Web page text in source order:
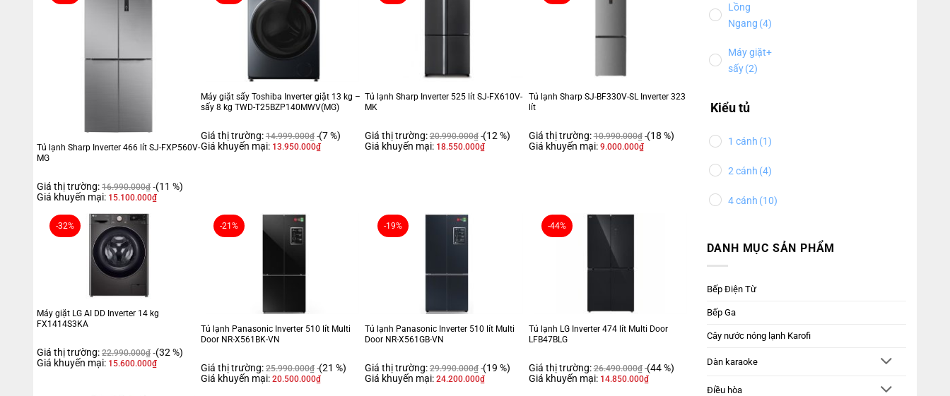
Tủ lạnh Sharp Inverter 466 lít SJ-FXP560V-
MG
Giá thị trường: 16.990.000₫ (11 %)
Giá khuyến mại: 15.100.000₫
Máy giặt sấy Toshiba Inverter giặt 13 kg –
sấy 8 kg TWD-T25BZP140MWV(MG)
Giá thị trường: 14.999.000₫ (7 %)
Giá khuyến mại: 13.950.000₫
Tủ lạnh Sharp Inverter 525 lít SJ-FX610V-
MK
Giá thị trường:20.990.000₫ (12 %)
Giá khuyến mại: 18.550.000₫
Tủ lạnh Sharp SJ-BF330V-SL Inverter 323
lít
Giá thị trường:10.990.000₫ (18 %)
Giá khuyến mại: 9.000.000₫
-32%
Máy giặt LG AI DD Inverter 14 kg
FX1414S3KA
Giá thị trường: 22.990.000₫ (32 %)
Giá khuyến mại: 15.600.000₫
-21%
Tủ lạnh Panasonic Inverter 510 lít Multi
Door NR-X561BK-VN
Giá thị trường: 25.990.000₫ (21 %)
Giá khuyến mại: 20.500.000₫
-19%
Tủ lạnh Panasonic Inverter 510 lít Multi
Door NR-X561GB-VN
Giá thị trường:29.990.000₫ (19 %)
Giá khuyến mại: 24.200.000₫
-44%
Tủ lạnh LG Inverter 474 lít Multi Door
LFB47BLG
Giá thị trường:26.490.000₫ (44 %)
Giá khuyến mại: 14.850.000₫
Lồng
Ngang (4)
Máy giặt+
sấy (2)
Kiểu tủ
1 cánh (1)
2 cánh (4)
4 cánh (10)
DANH MỤC SẢN PHẨM
Bếp Điện Từ
Bếp Ga
Cây nước nóng lạnh Karofi
Dàn karaoke
Điều hòa